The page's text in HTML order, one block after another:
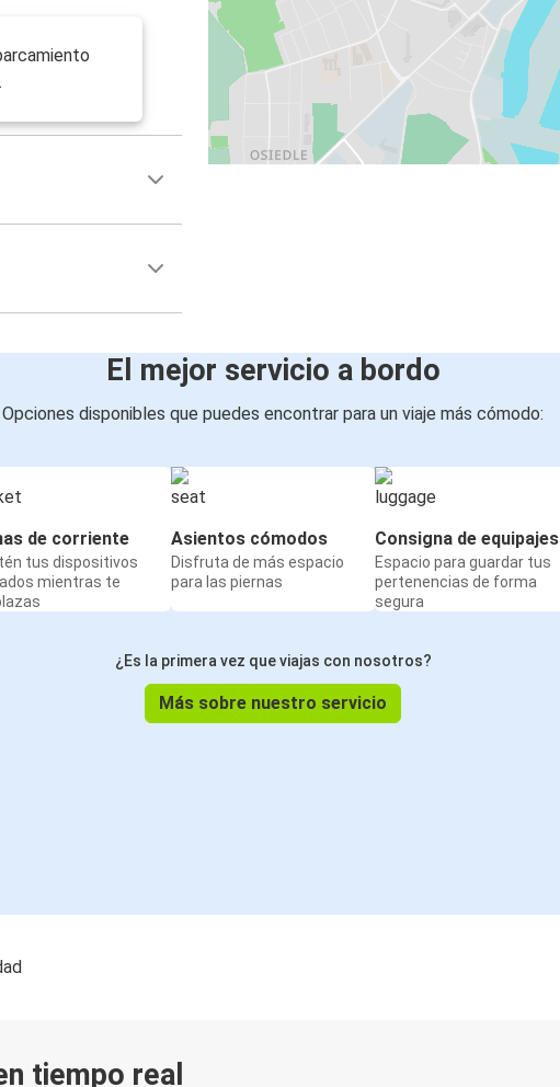
El mejor servicio a bordo
Opciones disponibles que puedes encontrar para un viaje más cómodo:
de corriente
tus dispositivos
mientras te
Asientos cómodos
Disfruta de más espacio
para las piernas
Consigna de equipajes
Espacio para guardar tus
pertenencias de forma
segura
¿Es la primera vez que viajas con nosotros?
Más sobre nuestro servicio
tiempo real